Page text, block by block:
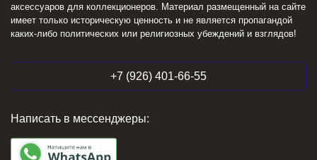
аксессуаров для коллекционеров. Материал размещенный на сайте
имеет только историческую ценность и не является пропагандой
каких-либо политических или религиозных убеждений и взглядов!
+7 (926) 401-66-55
Написать в мессенджеры: